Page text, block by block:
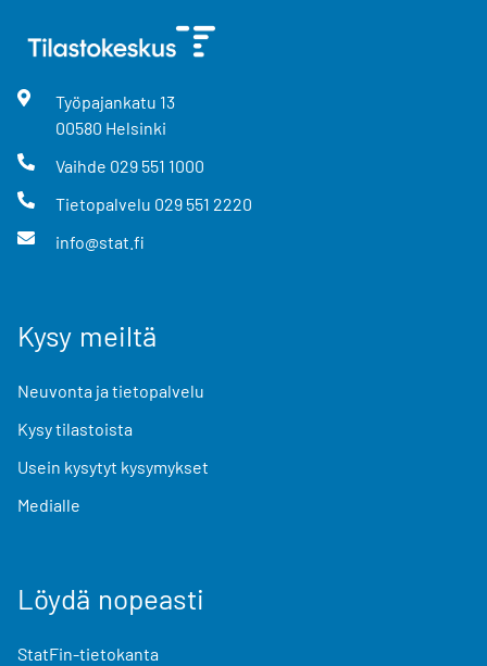
Työpajankatu 13
00580 Helsinki
Vaihde 029 551 1000
Tietopalvelu 029 551 2220
info@stat.fi
Kysy meiltä
Neuvonta ja tietopalvelu
Kysy tilastoista
Usein kysytyt kysymykset
Medialle
Löydä nopeasti
StatFin-tietokanta